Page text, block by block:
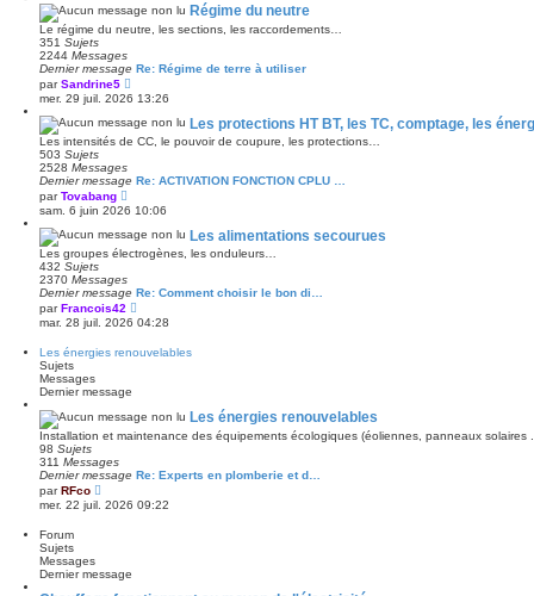
a
e
n
i
r
m
e
s
a
e
Régime du neutre
Le régime du neutre, les sections, les raccordements…
351 Sujets
2244 Messages
Dernier message Re: Régime de terre à utiliser
parSandrine5
o
i
r
e
r
r
m
s
a
g
e
mer. 29 juil. 2026 13:26
Les protections HT BT, les TC, comptage, les
Les intensités de CC, le pouvoir de coupure, les protections…
503 Sujets
2528 Messages
Dernier message Re: ACTIVATION FONCTION CPLU …
parTovabang
o
i
r
e
e
r
n
i
r
s
a
e
sam. 6 juin 2026 10:06
Les alimentations secourues
Les groupes électrogènes, les onduleurs…
432 Sujets
2370 Messages
Dernier message Re: Comment choisir le bon di…
parFrancois42
o
l
n
i
m
s
mar. 28 juil. 2026 04:28
Les énergies renouvelables
Sujets
Messages
Dernier message
Les énergies renouvelables
Installation et maintenance des équipements écologiques (éoliennes, panneaux solaires
98 Sujets
311 Messages
Dernier message Re: Experts en plomberie et d…
parRFco
o
e
mer. 22 juil. 2026 09:22
Forum
Sujets
Messages
Dernier message